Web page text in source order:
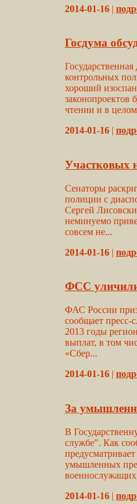
2014-01-16 |
Госдума
контрольных
хороший
законопроектов
чтении и в
2014-01-16 |
Участковых
Сенаторы
полиции с
Сергей
неминуемо
совсем не...
2014-01-16 |
ФСС уличили
ФАС России
сообщает
2013 годы
выплат, в том
«Сбер...
2014-01-16 |
За
В
службе". Как
умышленных
2014-01-16 |